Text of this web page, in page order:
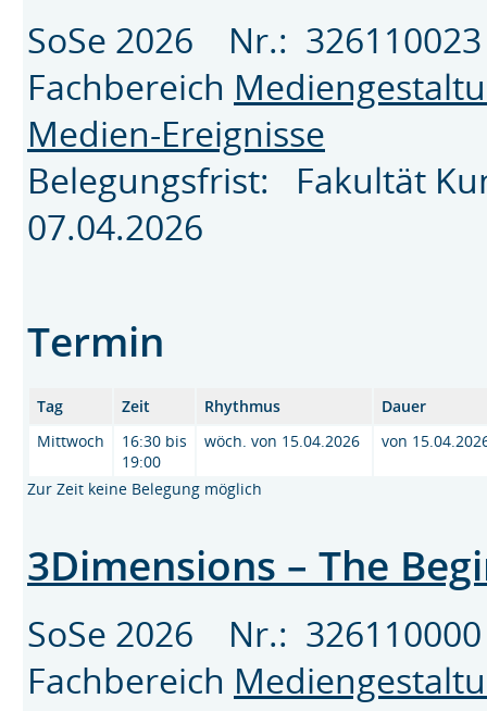
SoSe 2026 Nr.:
Fachbereich
Medien-Ereignisse
Belegungsfrist: Fakultät
07.04.2026
Termin
Tag Zeit Rhythmus
Dauer
Mittwoch
16:30 bis
19:00
wöch. von 15.04.2026 von
Zur Zeit keine Belegung möglich
3Dimensions – The
SoSe 2026 Nr.:
Fachbereich